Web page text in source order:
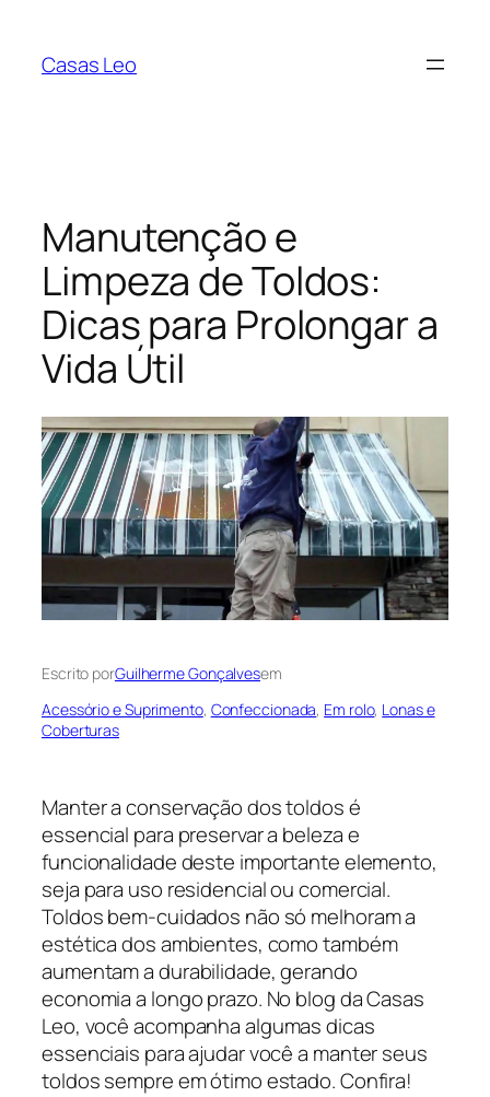
Casas Leo
Manutenção e
Limpeza de Toldos:
Dicas para Prolongar a
Vida Útil
Escrito porGuilherme Gonçalvesem
Acessório e Suprimento, Confeccionada, Em rolo, Lonas e
Coberturas
Manter a conservação dos toldos é
essencial para preservar a beleza e
funcionalidade deste importante elemento,
seja para uso residencial ou comercial.
Toldos bem-cuidados não só melhoram a
estética dos ambientes, como também
aumentam a durabilidade, gerando
economia a longo prazo. No blog da Casas
Leo, você acompanha algumas dicas
essenciais para ajudar você a manter seus
toldos sempre em ótimo estado. Confira!